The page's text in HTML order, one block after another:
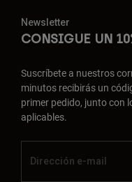
Newsletter
CONSIGUE UN
Suscríbete a nuestros
minutos recibirás un
primer pedido, junto con
aplicables.